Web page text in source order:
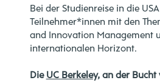
Bei der Studienreise in die
Teilnehmer*innen mit den
and Innovation Management
internationalen Horizont.
Die UC Berkeley, an der Bucht